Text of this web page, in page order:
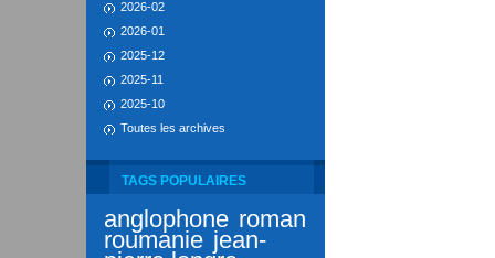
2026-02
2026-01
2025-12
2025-11
2025-10
Toutes les archives
TAGS POPULAIRES
anglophone roman
roumanie jean-